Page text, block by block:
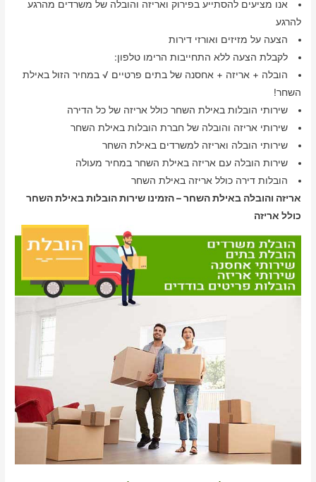
אנו מציעים להסתייע בפירוק ואריזה והובלה של משרדים מהרגע
להרגע
הצעה על מזיזים ואורזי דירות
לקבלת הצעה ללא התחייבות הרימו טלפון:
הובלה + אריזה + אחסנה של בתים פרטיים √ במחיר הזול באילת
השחר!
שירותי הובלות באילת השחר כולל אריזה של כל הדירה
שירותי אריזה והובלה של חברת הובלות באילת השחר
שירותי הובלה ואריזה למשרדים באילת השחר
שירות הובלה עם אריזה באילת השחר במחיר מעולה
הובלות דירה כולל אריזה באילת השחר
אריזה והובלה באילת השחר – הזמינו שירות הובלות באילת השחר
כולל אריזה